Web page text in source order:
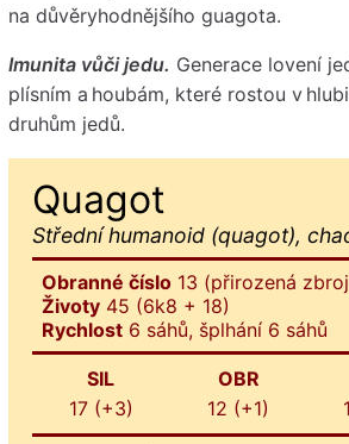
na důvěryhodnějšího guagota.
Imunita vůči jedu. Generace lovení
plísním a houbám, které rostou v
druhům jedů.
Quagot
Střední humanoid (quagot),
Obranné číslo 13 (přirozená
Životy 45 (6k8 + 18)
Rychlost 6 sáhů, šplhání 6 sáhů
SIL
17 (+3)
OBR
12 (+1)